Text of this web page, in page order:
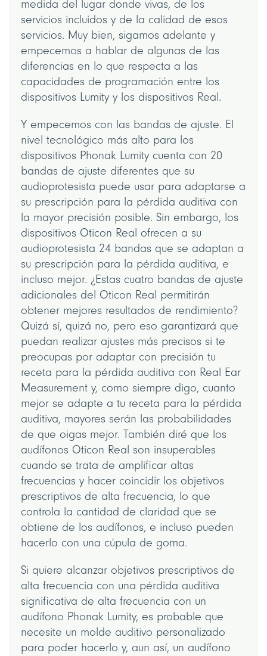
medida del lugar donde vivas, de los
servicios incluidos y de la calidad de esos
servicios. Muy bien, sigamos adelante y
empecemos a hablar de algunas de las
diferencias en lo que respecta a las
capacidades de programación entre los
dispositivos Lumity y los dispositivos Real.
Y empecemos con las bandas de ajuste. El
nivel tecnológico más alto para los
dispositivos Phonak Lumity cuenta con 20
bandas de ajuste diferentes que su
audioprotesista puede usar para adaptarse a
su prescripción para la pérdida auditiva con
la mayor precisión posible. Sin embargo, los
dispositivos Oticon Real ofrecen a su
audioprotesista 24 bandas que se adaptan a
su prescripción para la pérdida auditiva, e
incluso mejor. ¿Estas cuatro bandas de ajuste
adicionales del Oticon Real permitirán
obtener mejores resultados de rendimiento?
Quizá sí, quizá no, pero eso garantizará que
puedan realizar ajustes más precisos si te
preocupas por adaptar con precisión tu
receta para la pérdida auditiva con Real Ear
Measurement y, como siempre digo, cuanto
mejor se adapte a tu receta para la pérdida
auditiva, mayores serán las probabilidades
de que oigas mejor. También diré que los
audífonos Oticon Real son insuperables
cuando se trata de amplificar altas
frecuencias y hacer coincidir los objetivos
prescriptivos de alta frecuencia, lo que
controla la cantidad de claridad que se
obtiene de los audífonos, e incluso pueden
hacerlo con una cúpula de goma.
Si quiere alcanzar objetivos prescriptivos de
alta frecuencia con una pérdida auditiva
significativa de alta frecuencia con un
audífono Phonak Lumity, es probable que
necesite un molde auditivo personalizado
para poder hacerlo y, aun así, un audífono